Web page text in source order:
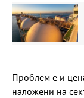
Проблем е и
наложени на